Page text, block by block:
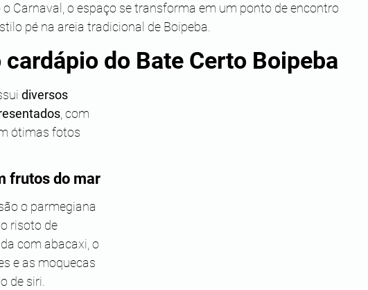
Carnaval, o espaço se transforma em um ponto de encontro
pé na areia tradicional de Boipeba.
cardápio do Bate Certo Boipeba
diversos
, com
ótimas fotos
frutos do mar
o parmegiana
risoto de
com abacaxi, o
e as moquecas
de siri.